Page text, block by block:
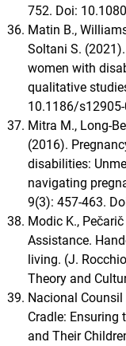
752. Doi:
Matin B.,
Soltani S.
women with
qualitative
10.1186/
Mitra M.,
(2016).
disabilities:
navigating
9(3): 457-463.
Modic K.,
Assistance.
living. (J.
Theory and
Nacional
Cradle:
and Their